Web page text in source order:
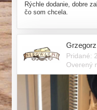
Rýchle dodanie, dobre
čo som chcela.
Grzegorz
Pridané:
Overený